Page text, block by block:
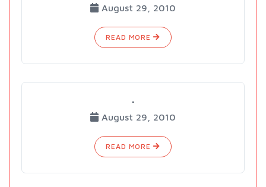
August 29, 2010
READ MORE
.
August 29, 2010
READ MORE